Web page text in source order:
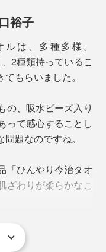
ぐるひんやり感。
やすと冷えた血液が
買います。
ーツ観戦やフェス、
感じたら「ひんや
い。
を示す数値
わり。
ッと張りつき感の
ものなどいろいろで
も、サラサラで柔ら
す。
裕子
は、多種多様。
2種類持っているこ
もらいました。
の、吸水ビーズ入り
って感心することし
題なのですね。
「ひんやり今治タオ
ざわりが柔らかなこ